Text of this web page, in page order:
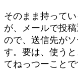
そのまま持って
が、メールで投
ので、送信先が
す。要は、使う
てねっつーことで